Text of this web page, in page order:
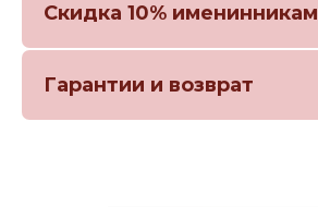
Скидка 10% именинникам
Гарантии и возврат